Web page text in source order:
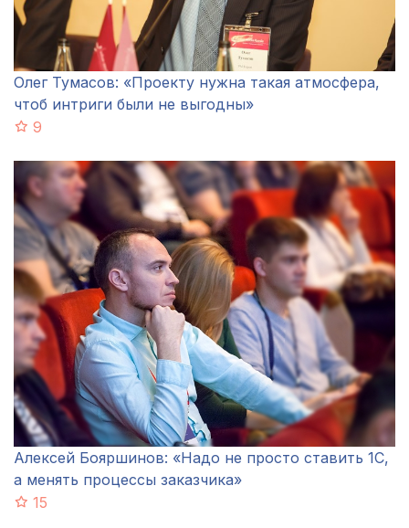
Олег Тумасов: «Проекту нужна такая атмосфера,
чтоб интриги были не выгодны»
9
Алексей Бояршинов: «Надо не просто ставить 1С,
а менять процессы заказчика»
15